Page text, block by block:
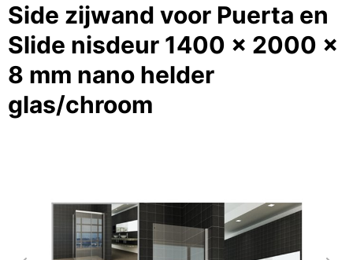
Side zijwand voor Puerta en
Slide nisdeur 1400 x 2000 x
8 mm nano helder
glas/chroom